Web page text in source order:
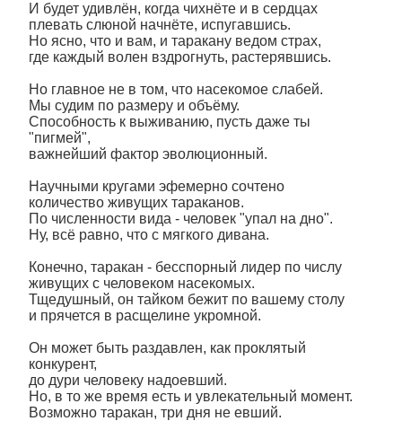
И будет удивлён, когда чихнёте и в сердцах
плевать слюной начнёте, испугавшись.
Но ясно, что и вам, и таракану ведом страх,
где каждый волен вздрогнуть, растерявшись.
Но главное не в том, что насекомое слабей.
Мы судим по размеру и объёму.
Способность к выживанию, пусть даже ты
"пигмей",
важнейший фактор эволюционный.
Научными кругами эфемерно сочтено
количество живущих тараканов.
По численности вида - человек "упал на дно".
Ну, всё равно, что с мягкого дивана.
Конечно, таракан - бесспорный лидер по числу
живущих с человеком насекомых.
Тщедушный, он тайком бежит по вашему столу
и прячется в расщелине укромной.
Он может быть раздавлен, как проклятый
конкурент,
до дури человеку надоевший.
Но, в то же время есть и увлекательный момент.
Возможно таракан, три дня не евший.